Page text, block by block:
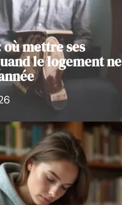
mettre ses
le logement ne